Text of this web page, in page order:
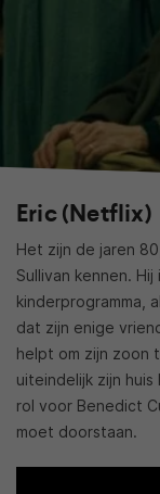
Eric (Netflix)
Het zijn de jaren
Sullivan kennen.
kinderprogramma,
dat zijn enige
helpt om zijn zoon
uiteindelijk zijn
rol voor Benedict
moet doorstaan.